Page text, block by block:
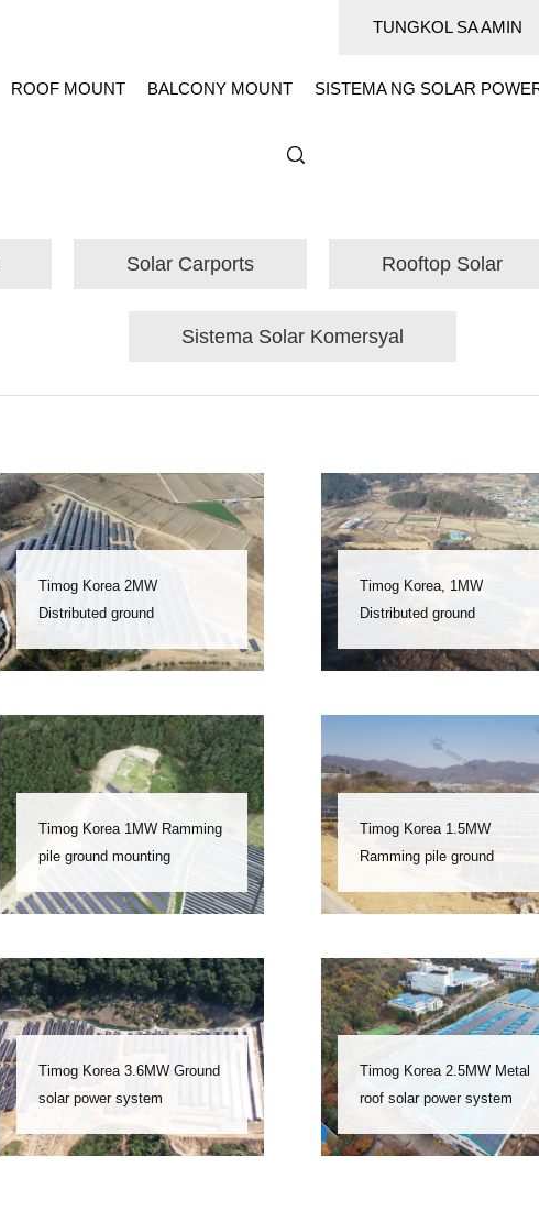
TUNGKOL SA AMIN
ROOF MOUNT BALCONY MOUNT SISTEMA NG SOLAR
Solar Carports Rooftop Solar
Sistema Solar Komersyal
Timog Korea 2MW
Distributed ground
Ang mga solar power plant
power plant
Timog Korea, 1MW
Distributed ground
Ang mga solar power plant
may mga pag-andar sa mga
solar power plant
Timog Korea 1MW Ramming
pile ground mounting
Timog Korea 1.5MW
Ramming pile ground
Timog Korea 3.6MW Ground
solar power system
Timog Korea 2.5MW Metal
roof solar power system